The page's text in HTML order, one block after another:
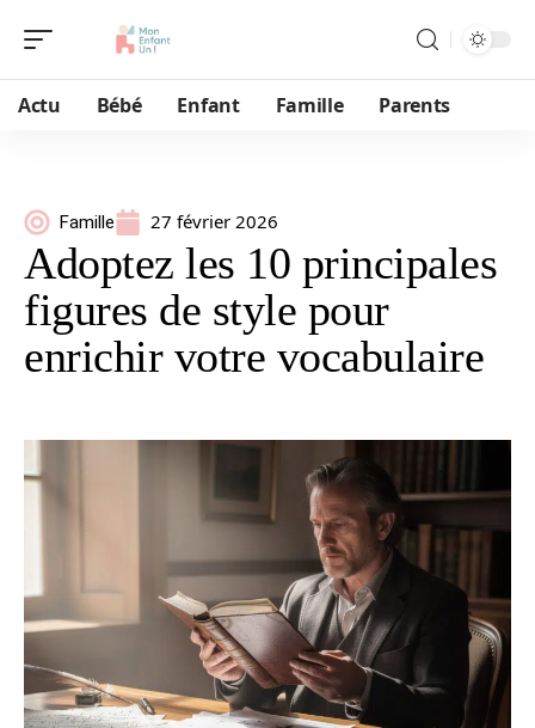
Actu Bébé Enfant Famille Parents
Famille 27 février 2026
Adoptez les 10 principales
figures de style pour
enrichir votre vocabulaire